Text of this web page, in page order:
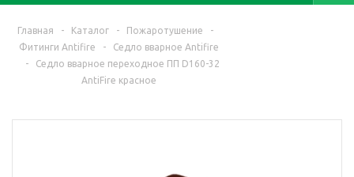
Главная - Каталог - Пожаротушение
-
Фитинги Antifire
-
Седло вварное Antifire
-
Седло вварное переходное ПП D160-32
AntiFire красное